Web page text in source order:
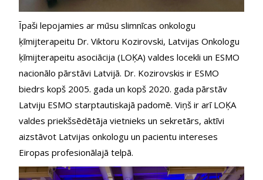
Īpaši lepojamies ar mūsu slimnīcas onkologu
ķīmijterapeitu Dr. Viktoru Kozirovski, Latvijas Onkologu
ķīmijterapeitu asociācija (LOĶA) valdes locekli un ESMO
nacionālo pārstāvi Latvijā. Dr. Kozirovskis ir ESMO
biedrs kopš 2005. gada un kopš 2020. gada pārstāv
Latviju ESMO starptautiskajā padomē. Viņš ir arī LOĶA
valdes priekšsēdētāja vietnieks un sekretārs, aktīvi
aizstāvot Latvijas onkologu un pacientu intereses
Eiropas profesionālajā telpā.